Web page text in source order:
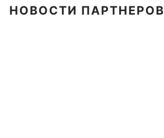
НОВОСТИ ПАРТНЕРОВ